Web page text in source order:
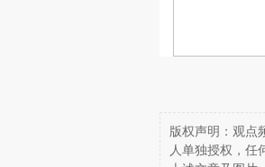
版权声明：观点
人单独授权，任